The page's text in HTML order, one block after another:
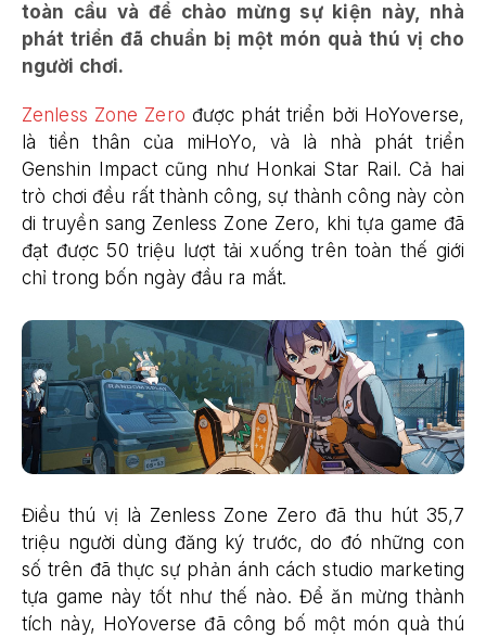
toàn cầu và để chào mừng sự kiện này, nhà
phát triển đã chuẩn bị một món quà thú vị cho
người chơi.
Zenless Zone Zero được phát triển bởi HoYoverse,
là tiền thân của miHoYo, và là nhà phát triển
Genshin Impact cũng như Honkai Star Rail. Cả hai
trò chơi đều rất thành công, sự thành công này còn
di truyền sang Zenless Zone Zero, khi tựa game đã
đạt được 50 triệu lượt tải xuống trên toàn thế giới
chỉ trong bốn ngày đầu ra mắt.
Điều thú vị là Zenless Zone Zero đã thu hút ​​35,7
triệu người dùng đăng ký trước, do đó những con
số trên đã thực sự phản ánh cách studio marketing
tựa game này tốt như thế nào. Để ăn mừng thành
tích này, HoYoverse đã công bố một món quà thú